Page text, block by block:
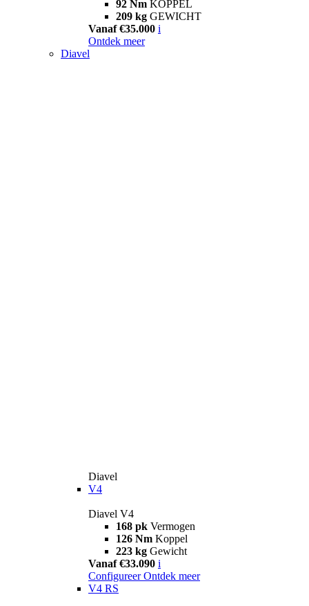
92 Nm KOPPEL
209 kg GEWICHT
Vanaf €35.000 i
Ontdek meer
Diavel
Diavel
V4
Diavel V4
168 pk Vermogen
126 Nm Koppel
223 kg Gewicht
Vanaf €33.090 i
Configureer Ontdek meer
V4 RS